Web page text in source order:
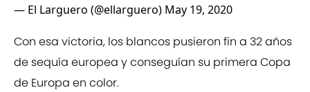
— El Larguero (@ellarguero) May 19, 2020
Con esa victoria, los blancos pusieron fin a 32 años
de sequía europea y conseguían su primera Copa
de Europa en color.